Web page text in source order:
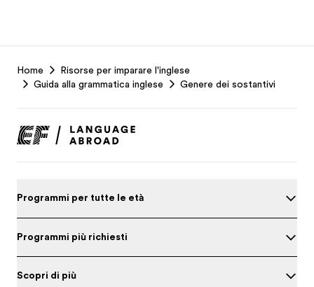
Footer
Home
Risorse per imparare l'inglese
Guida alla grammatica inglese
Genere dei sostantivi
Programmi per tutte le età
Programmi più richiesti
Scopri di più